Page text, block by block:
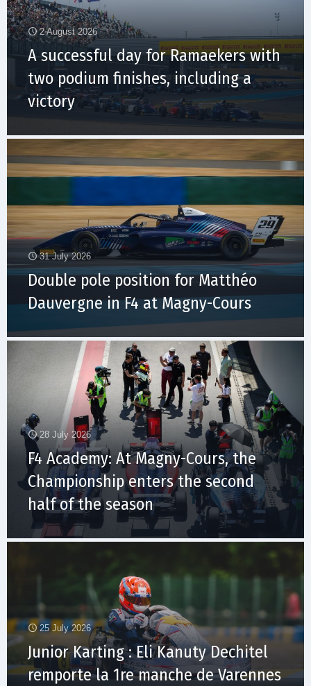
2 August 2026
A successful day for Ramaekers with
two podium finishes, including a
victory
31 July 2026
Double pole position for Matthéo
Dauvergne in F4 at Magny-Cours
28 July 2026
F4 Academy: At Magny-Cours, the
Championship enters the second
half of the season
25 July 2026
Junior Karting : Eli Kanuty Dechitel
remporte la 1re manche de Varennes